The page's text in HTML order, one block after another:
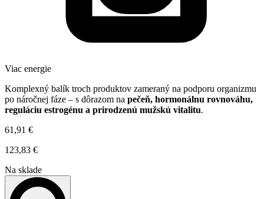
Viac energie
Komplexný balík troch produktov zameraný na podporu organizmu
po náročnej fáze – s dôrazom na pečeň, hormonálnu rovnováhu,
reguláciu estrogénu a prirodzenú mužskú vitalitu.
61,91 €
123,83 €
Na sklade